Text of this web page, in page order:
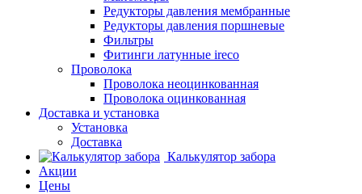
Редукторы давления мембранные
Редукторы давления поршневые
Фильтры
Фитинги латунные ireco
Проволока
Проволока неоцинкованная
Проволока оцинкованная
Доставка и установка
Установка
Доставка
Калькулятор забора
Акции
Цены